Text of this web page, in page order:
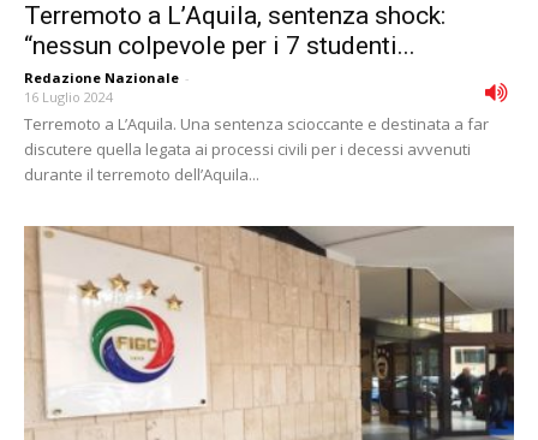
Terremoto a L’Aquila, sentenza shock:
“nessun colpevole per i 7 studenti...
Redazione Nazionale -
16 Luglio 2024
Terremoto a L’Aquila. Una sentenza scioccante e destinata a far
discutere quella legata ai processi civili per i decessi avvenuti
durante il terremoto dell’Aquila...